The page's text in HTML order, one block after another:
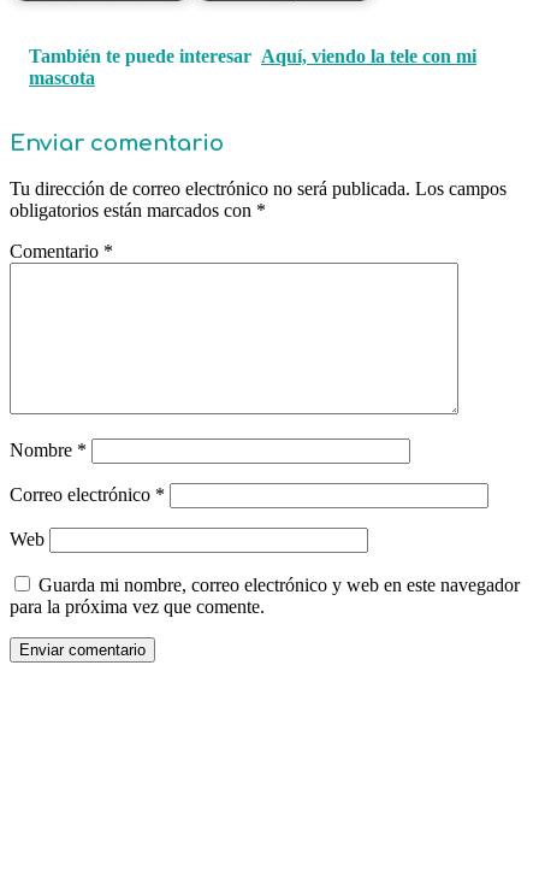
También te puede interesar Aquí, viendo la tele con mi
mascota
Enviar comentario
Tu dirección de correo electrónico no será publicada. Los campos
obligatorios están marcados con *
Comentario *
Nombre *
Correo electrónico *
Web
Guarda mi nombre, correo electrónico y web en este navegador
para la próxima vez que comente.